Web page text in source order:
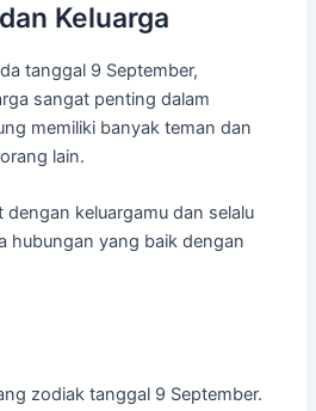
Keluarga
tanggal 9 September,
sangat penting dalam
memiliki banyak teman dan
lain.
dengan keluargamu dan selalu
hubungan yang baik dengan
zodiak tanggal 9 September.